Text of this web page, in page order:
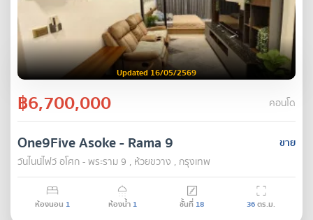
Updated 16/05/2569
฿6,700,000 คอนโด
ขาย
One9Five Asoke - Rama 9
วันไนน์ไฟว์ อโศก - พระราม 9 , ห้วยขวาง , กรุงเทพ
ห้องนอน 1 ห้องน้ำ 1 ชั้นที่ 18 36ตร.ม.